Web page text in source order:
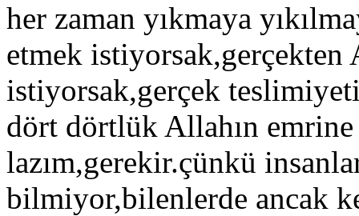
her zaman yıkmaya
etmek istiyorsak,gerçekten
istiyorsak,gerçek
dört dörtlük Allahın emrine
lazım,gerekir.çünkü
bilmiyor,bilenlerde ancak